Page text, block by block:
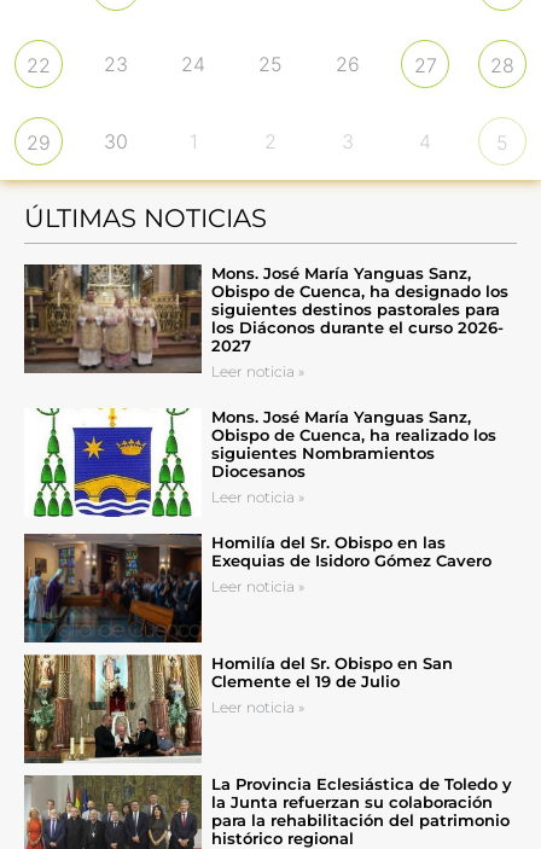
22 23 24 25 26 27 28
29 30 1 2 3 4 5
ÚLTIMAS NOTICIAS
Mons. José María Yanguas Sanz,
Obispo de Cuenca, ha designado los
siguientes destinos pastorales para
los Diáconos durante el curso 2026-
2027
Leer noticia »
Mons. José María Yanguas Sanz,
Obispo de Cuenca, ha realizado los
siguientes Nombramientos
Diocesanos
Leer noticia »
Homilía del Sr. Obispo en las
Exequias de Isidoro Gómez Cavero
Leer noticia »
Homilía del Sr. Obispo en San
Clemente el 19 de Julio
Leer noticia »
La Provincia Eclesiástica de Toledo y
la Junta refuerzan su colaboración
para la rehabilitación del patrimonio
histórico regional